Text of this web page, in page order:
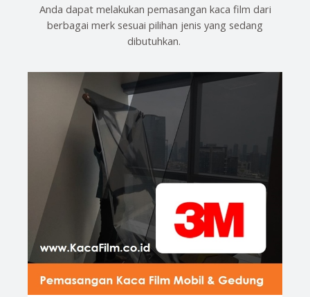
Anda dapat melakukan pemasangan kaca film dari
berbagai merk sesuai pilihan jenis yang sedang
dibutuhkan.